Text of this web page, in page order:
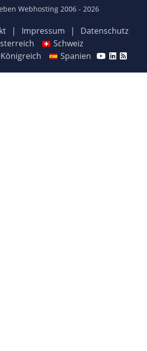
Webhosting 2006 - 2026
| Impressum |
Datenschutz
Schweiz
Spanien